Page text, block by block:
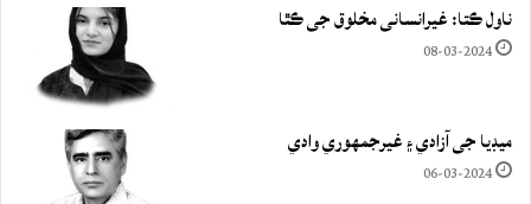
ناول ڪتا: غيرانساني مخلوق جي ڪٿا
08-03-2024
ميڊيا جي آزادي ۽ غيرجمھوري وادي
06-03-2024